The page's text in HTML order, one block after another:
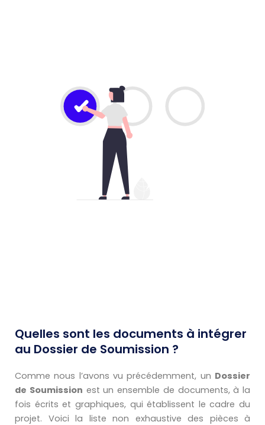
Quelles sont les documents à intégrer
au Dossier de Soumission ?
Comme nous l’avons vu précédemment, un Dossier
de Soumission est un ensemble de documents, à la
fois écrits et graphiques, qui établissent le cadre du
projet. Voici la liste non exhaustive des pièces à